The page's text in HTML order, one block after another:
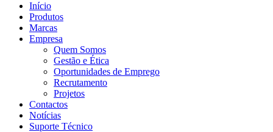
Início
Produtos
Marcas
Empresa
Quem Somos
Gestão e Ética
Oportunidades de Emprego
Recrutamento
Projetos
Contactos
Notícias
Suporte Técnico